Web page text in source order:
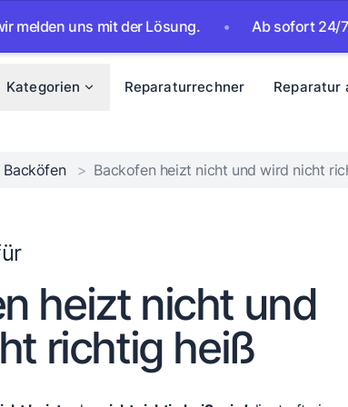
mit der Lösung. • Ab sofort 24/7
Kategorien Reparaturrechner Reparatur
Backöfen > Backofen heizt nicht und wird nicht
heizt nicht und
richtig heiß